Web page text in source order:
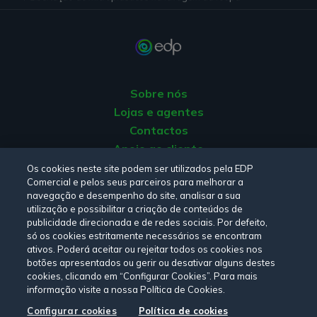
encher a máquina de roupa e pô-la a trabalhar - é
verdade. Mas a crise climática que vivemos exige isso
arejar roupasque não têm nódoas do
que lavá-las a cada utilização. Não só porque isto reduz
microplásticos e poupa a roupa, que vai perdendo cor e
forma na máquina de lavar — sobretudo as roupas
mais delicadas. A lingerie, por exemplo, deve ser
lavada à mão, porque as rendas e tecidos finos se
desfazem - literalmente - com os movimentos e
temperaturas da máquina.
Sobre nós
Lojas e agentes
Contactos
Apoio ao cliente
Origem da energia
Livro de reclamações
Consulte a nossa Política de privacidade, Política de cookies
Termos e CondiçõeseDeclaração de Acessibilidade.
Siga-nos:
Os cookies neste site podem ser utilizados pela EDP
Comercial e pelos seus parceiros para melhorar a
navegação e desempenho do site, analisar a sua
utilização e possibilitar a criação de conteúdos de
publicidade direcionada e de redes sociais. Por defeito,
só os cookies estritamente necessários se encontram
ativos. Poderá aceitar ou rejeitar todos os cookies nos
botões apresentados ou gerir ou desativar alguns destes
cookies, clicando em “Configurar Cookies”. Para mais
informação visite a nossa Política de Cookies.
Configurar cookies
Política de cookies